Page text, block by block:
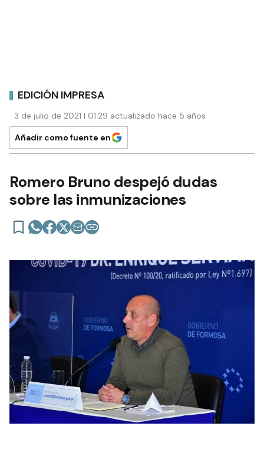
EDICIÓN IMPRESA
3 de julio de 2021 | 01:29 actualizado hace 5 años
Añadir como fuente en
Romero Bruno despejó dudas
sobre las inmunizaciones